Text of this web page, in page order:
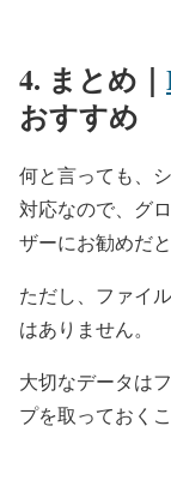
4. まとめ｜
おすすめ
何と言っても、
対応なので、グ
ザーにお勧めだと
ただし、ファイ
はありません。
大切なデータは
プを取っておく